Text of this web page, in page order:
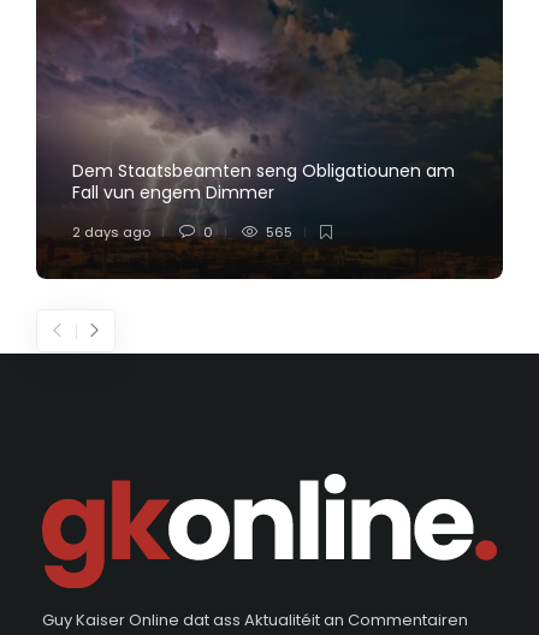
Dem Staatsbeamten seng Obligatiounen am
Fall vun engem Dimmer
2 days ago 0 565
Guy Kaiser Online dat ass Aktualitéit an Commentairen